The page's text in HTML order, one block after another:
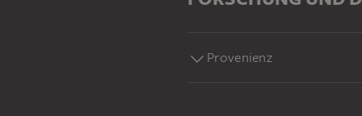
Provenienz